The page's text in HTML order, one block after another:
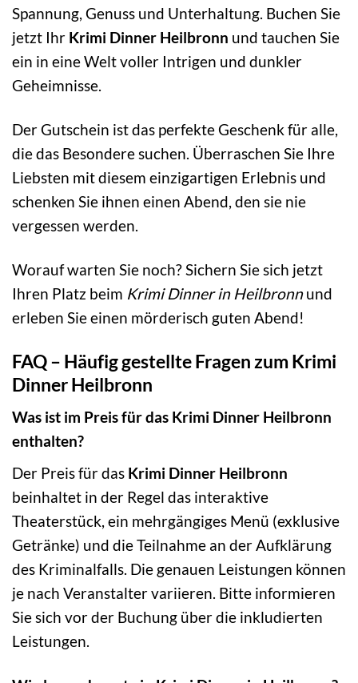
Spannung, Genuss und Unterhaltung. Buchen Sie
jetzt Ihr Krimi Dinner Heilbronn und tauchen Sie
ein in eine Welt voller Intrigen und dunkler
Geheimnisse.
Der Gutschein ist das perfekte Geschenk für alle,
die das Besondere suchen. Überraschen Sie Ihre
Liebsten mit diesem einzigartigen Erlebnis und
schenken Sie ihnen einen Abend, den sie nie
vergessen werden.
Worauf warten Sie noch? Sichern Sie sich jetzt
Ihren Platz beim Krimi Dinner in Heilbronnund
erleben Sie einen mörderisch guten Abend!
FAQ – Häufig gestellte Fragen zum Krimi
Dinner Heilbronn
Was ist im Preis für das Krimi Dinner Heilbronn
enthalten?
Der Preis für das Krimi Dinner Heilbronn
beinhaltet in der Regel das interaktive
Theaterstück, ein mehrgängiges Menü (exklusive
Getränke) und die Teilnahme an der Aufklärung
des Kriminalfalls. Die genauen Leistungen können
je nach Veranstalter variieren. Bitte informieren
Sie sich vor der Buchung über die inkludierten
Leistungen.